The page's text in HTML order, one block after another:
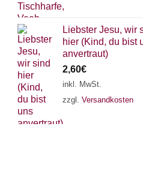
Liebster Jesu, wir
hier (Kind, du bist
anvertraut)
2,60€
inkl. MwSt.
zzgl. Versandkosten